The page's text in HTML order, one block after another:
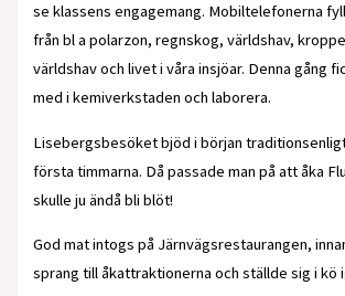
se klassens engagemang. Mobiltelefonerna
från bl a polarzon, regnskog, världshav,
världshav och livet i våra insjöar. Denna gång
med i kemiverkstaden och laborera.
Lisebergsbesöket bjöd i början
första timmarna. Då passade man på att åka
skulle ju ändå bli blöt!
God mat intogs på Järnvägsrestaurangen,
sprang till åkattraktionerna och ställde sig i kö